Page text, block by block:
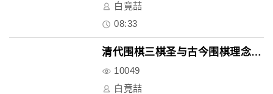
白竟喆
08:33
清代围棋三棋圣与古今围棋理念的..
10049
白竟喆